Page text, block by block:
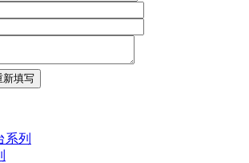
系列